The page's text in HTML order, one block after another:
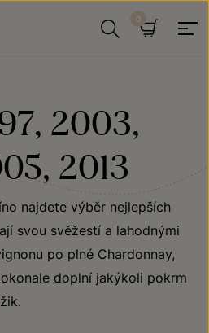
2003,
2013
najdete výběr nejlepších
svou svěžestí a lahodnými
po plné Chardonnay,
doplní jakýkoli pokrm